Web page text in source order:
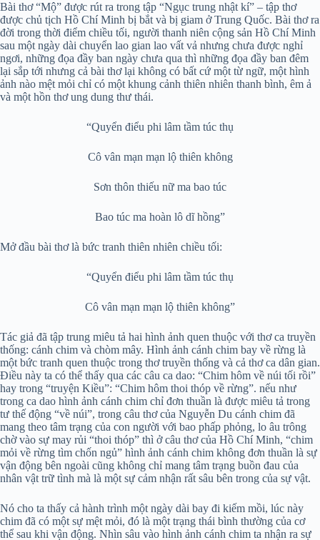
Bài thơ “Mộ” được rút ra trong tập “Ngục trung nhật kí” – tập thơ
được chủ tịch Hồ Chí Minh bị bắt và bị giam ở Trung Quốc. Bài thơ ra
đời trong thời điểm chiều tối, người thanh niên cộng sản Hồ Chí Minh
sau một ngày dài chuyển lao gian lao vất vả nhưng chưa được nghỉ
ngơi, những đọa đầy ban ngày chưa qua thì những đọa đầy ban đêm
lại sắp tới nhưng cả bài thơ lại không có bất cứ một từ ngữ, một hình
ảnh nào mệt mỏi chỉ có một khung cảnh thiên nhiên thanh bình, êm ả
và một hồn thơ ung dung thư thái.
“Quyển điểu phi lâm tầm túc thụ
Cô vân mạn mạn lộ thiên không
Sơn thôn thiếu nữ ma bao túc
Bao túc ma hoàn lô dĩ hồng”
Mở đầu bài thơ là bức tranh thiên nhiên chiều tối:
“Quyển điểu phi lâm tầm túc thụ
Cô vân mạn mạn lộ thiên không”
Tác giả đã tập trung miêu tả hai hình ảnh quen thuộc với thơ ca truyền
thống: cánh chim và chòm mây. Hình ảnh cánh chim bay về rừng là
một bức tranh quen thuộc trong thơ truyền thống và cả thơ ca dân gian.
Điều này ta có thể thấy qua các câu ca dao: “Chim hôm về núi tối rồi”
hay trong “truyện Kiều”: “Chim hôm thoi thóp về rừng”. nếu như
trong ca dao hình ảnh cánh chim chỉ đơn thuần là được miêu tả trong
tư thế động “về núi”, trong câu thơ của Nguyễn Du cánh chim đã
mang theo tâm trạng của con người với bao phấp phỏng, lo âu trông
chờ vào sự may rủi “thoi thóp” thì ở câu thơ của Hồ Chí Minh, “chim
mỏi về rừng tìm chốn ngủ” hình ảnh cánh chim không đơn thuần là sự
vận động bên ngoài cũng không chỉ mang tâm trạng buồn đau của
nhân vật trữ tình mà là một sự cảm nhận rất sâu bên trong của sự vật.
Nó cho ta thấy cả hành trình một ngày dài bay đi kiếm mồi, lúc này
chim đã có một sự mệt mỏi, đó là một trạng thái bình thường của cơ
thể sau khi vận động. Nhìn sâu vào hình ảnh cánh chim ta nhận ra sự